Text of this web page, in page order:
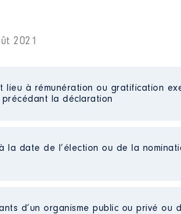
2021
lieu à rémunération ou gratification
la déclaration
la date de l’élection ou de la
d’un organisme public ou privé ou